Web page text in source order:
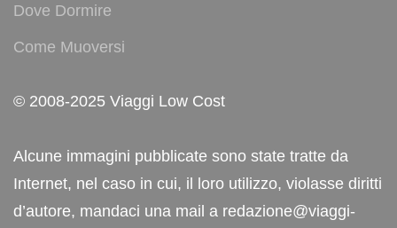
Dove Dormire
Come Muoversi
© 2008-2025 Viaggi Low Cost
Alcune immagini pubblicate sono state tratte da
Internet, nel caso in cui, il loro utilizzo, violasse diritti
d’autore, mandaci una mail a redazione@viaggi-